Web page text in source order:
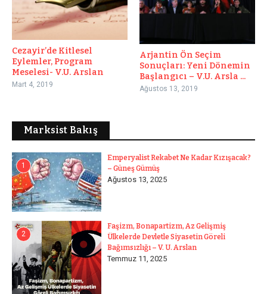
Cezayir’de Kitlesel
Eylemler, Program
Meselesi- V.U. Arslan
Mart 4, 2019
Arjantin Ön Seçim
Sonuçları: Yeni Dönemin
Başlangıcı – V.U. Arsla ...
Ağustos 13, 2019
Marksist Bakış
1
Emperyalist Rekabet Ne Kadar Kızışacak?
– Güneş Gümüş
Ağustos 13, 2025
2
Faşizm, Bonapartizm, Az Gelişmiş
Ülkelerde Devletle Siyasetin Göreli
Bağımsızlığı – V. U. Arslan
Temmuz 11, 2025